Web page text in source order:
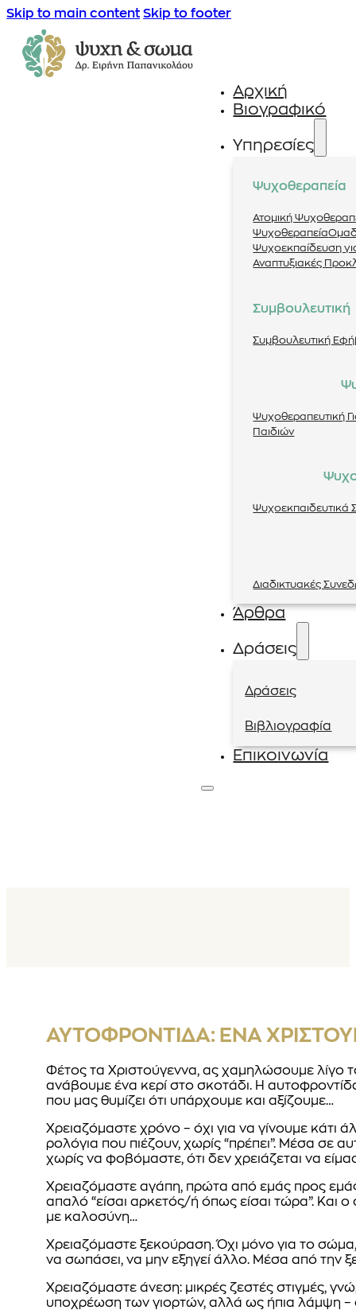
Skip to main content Skip to footer
Αρχική
Βιογραφικό
Υπηρεσίες
Ψυχοθεραπεία
Ατομική
Ψυχοθεραπεία
Ψυχοεκπαίδευση
Αναπτυξιακές
Συμβουλευτική
Συμβουλευτική
Ψυχοθεραπευτική
Παιδιών
Ψυχοεκπαιδευτικά
Διαδικτυακές
Άρθρα
Δράσεις
Δράσεις
Βιβλιογραφία
Επικοινωνία
ΑΥΤΟΦΡΟΝΤΊΔΑ: ΈΝΑ
Φέτος τα Χριστούγεννα, ας χαμηλώσουμε λίγο
ανάβουμε ένα κερί στο σκοτάδι. Η
που μας θυμίζει ότι υπάρχουμε και αξίζουμε…
Χρειαζόμαστε χρόνο – όχι για να γίνουμε κάτι
ρολόγια που πιέζουν, χωρίς “πρέπει”. Μέσα σε
χωρίς να φοβόμαστε, ότι δεν χρειάζεται να
Χρειαζόμαστε αγάπη, πρώτα από εμάς προς
απαλό “είσαι αρκετός/ή όπως είσαι τώρα”. Και
με καλοσύνη…
Χρειαζόμαστε ξεκούραση. Όχι μόνο για το
να σωπάσει, να μην εξηγεί άλλο. Μέσα από την
Χρειαζόμαστε άνεση: μικρές ζεστές στιγμές,
υποχρέωση των γιορτών, αλλά ως ήπια λάμψη –